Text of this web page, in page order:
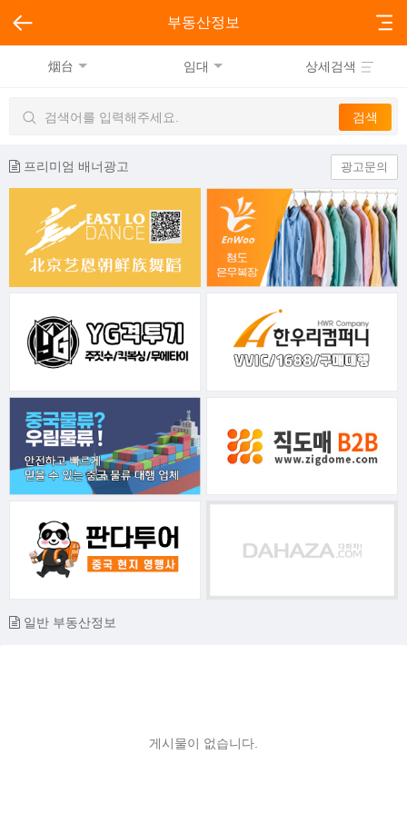
부동산정보
烟台 임대 상세검색
프리미엄 배너광고 광고문의
일반 부동산정보
게시물이 없습니다.